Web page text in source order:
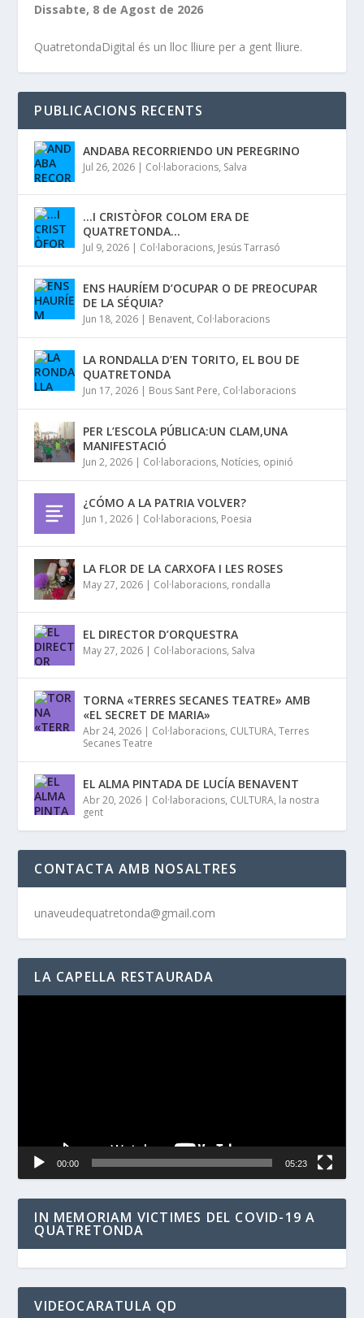
Dissabte, 8 de Agost de 2026
QuatretondaDigital és un lloc lliure per a gent lliure.
PUBLICACIONS RECENTS
ANDABA RECORRIENDO UN PEREGRINO
Jul 26, 2026 | Col·laboracions, Salva
…I CRISTÒFOR COLOM ERA DE
QUATRETONDA…
Jul 9, 2026 | Col·laboracions, Jesús Tarrasó
ENS HAURÍEM D’OCUPAR O DE PREOCUPAR
DE LA SÉQUIA?
Jun 18, 2026 | Benavent, Col·laboracions
LA RONDALLA D’EN TORITO, EL BOU DE
QUATRETONDA
Jun 17, 2026 | Bous Sant Pere, Col·laboracions
PER L’ESCOLA PÚBLICA:UN CLAM,UNA
MANIFESTACIÓ
Jun 2, 2026 | Col·laboracions, Notícies, opinió
¿CÓMO A LA PATRIA VOLVER?
Jun 1, 2026 | Col·laboracions, Poesia
LA FLOR DE LA CARXOFA I LES ROSES
May 27, 2026 | Col·laboracions, rondalla
EL DIRECTOR D’ORQUESTRA
May 27, 2026 | Col·laboracions, Salva
TORNA «TERRES SECANES TEATRE» AMB
«EL SECRET DE MARIA»
Abr 24, 2026 | Col·laboracions, CULTURA,Terres
Secanes Teatre
EL ALMA PINTADA DE LUCÍA BENAVENT
Abr 20, 2026 | Col·laboracions, CULTURA, la nostra
gent
CONTACTA AMB NOSALTRES
unaveudequatretonda@gmail.com
LA CAPELLA RESTAURADA
00:00 05:23
IN MEMORIAM VICTIMES DEL COVID-19 A
QUATRETONDA
VIDEOCARATULA QD